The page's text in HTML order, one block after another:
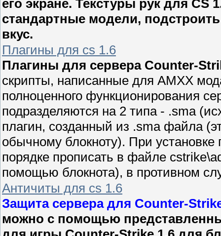
его экране. Текстуры рук для CS
стандартные модели,
вкус.
Плагины для cs 1.6
Плагины для сервера Counter-
скрипты, написанные для AMXX
полноценного функционирования
подразделяются на 2 типа - .sma
плагин, созданный из .sma файла
обычному блокноту). При
порядке прописать в файле
помощью блокнота), в противном
Античиты для cs 1.6
Защита сервера для Counter-
можно с помощью